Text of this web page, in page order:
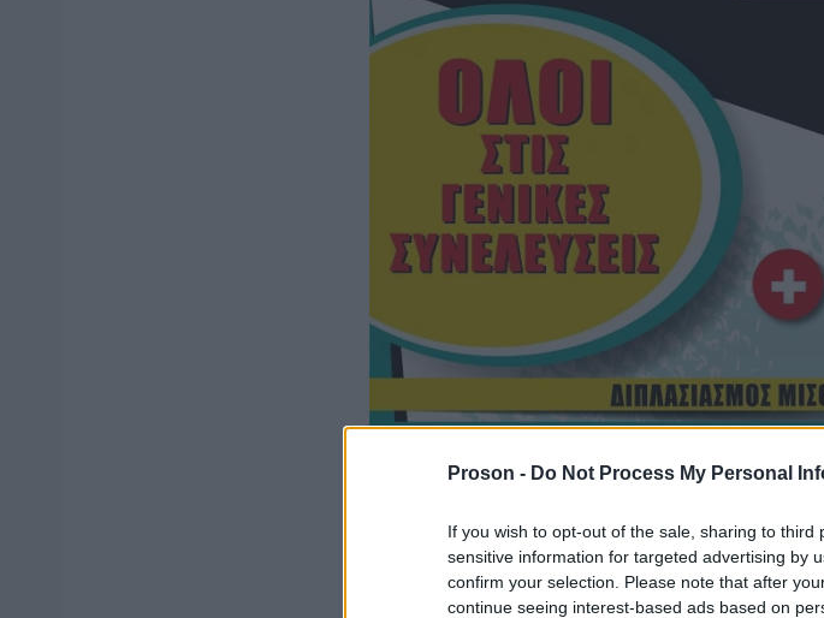
Proson - Do Not Process My Personal
If you wish to opt-out of the sale, sharing to
sensitive information for targeted advertising by
confirm your selection. Please note that after
continue seeing interest-based ads based on